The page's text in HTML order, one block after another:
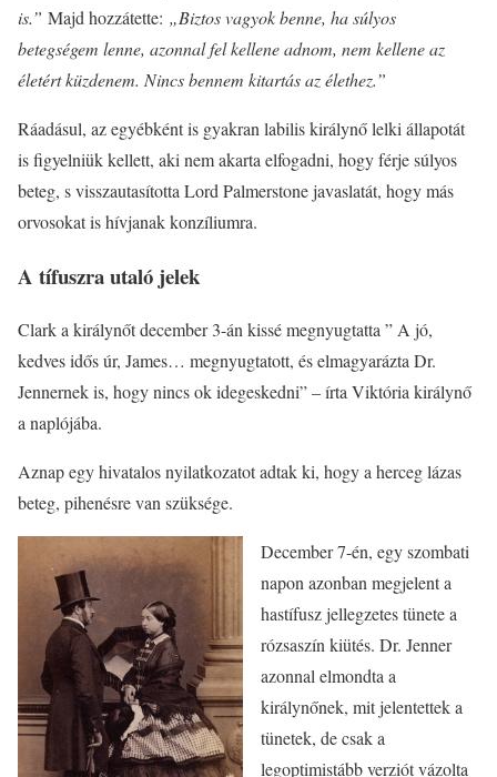
is.” Majd hozzátette: „Biztos vagyok benne, ha súlyos
betegségem lenne, azonnal fel kellene adnom, nem kellene az
életért küzdenem. Nincs bennem kitartás az élethez.”
Ráadásul, az egyébként is gyakran labilis királynő lelki állapotát
is figyelniük kellett, aki nem akarta elfogadni, hogy férje súlyos
beteg, s visszautasította Lord Palmerstone javaslatát, hogy más
orvosokat is hívjanak konzíliumra.
A tífuszra utaló jelek
Clark a királynőt december 3-án kissé megnyugtatta ” A jó,
kedves idős úr, James… megnyugtatott, és elmagyarázta Dr.
Jennernek is, hogy nincs ok idegeskedni” – írta Viktória királynő
a naplójába.
Aznap egy hivatalos nyilatkozatot adtak ki, hogy a herceg lázas
beteg, pihenésre van szüksége.
December 7-én, egy szombati
napon azonban megjelent a
hastífusz jellegzetes tünete a
rózsaszín kiütés. Dr. Jenner
azonnal elmondta a
királynőnek, mit jelentettek a
tünetek, de csak a
legoptimistább verziót vázolta